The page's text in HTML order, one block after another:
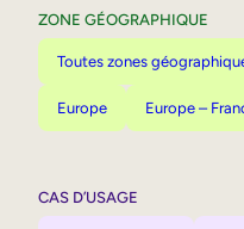
ZONE GÉOGRAPHIQUE
Toutes zones
Europe Europe –
CAS D’USAGE